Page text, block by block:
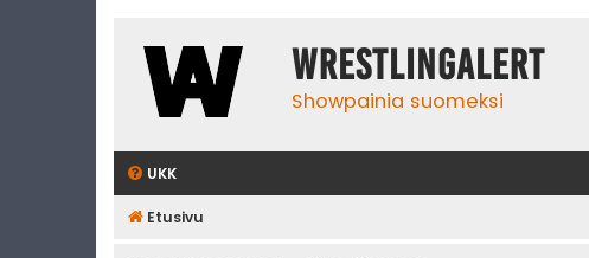
WrestlingAlert
Showpainia suomeksi
UKK
Etusivu